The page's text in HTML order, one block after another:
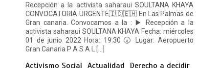
Recepción a la activista saharaui SOULTANA KHAYA
CONVOCATORIA URGENTE🇮🇨🇪🇭 En Las Palmas de
Gran canaria. Convocamos a la : ▶️ Recepción a la
activista saharaui SOULTANA KHAYA Fecha: miércoles
01 de junio 2022 Hora: 19:30 🕢 Lugar: Aeropuerto
Gran Canaria P A S A L […]
Activismo Social Actualidad
Derecho a decidir